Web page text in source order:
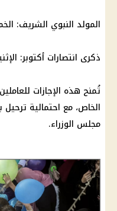
المولد النبوي الشريف: الخميس 4
ذكرى انتصارات أكتوبر: الإثنين 6 أكتوبر
تُمنح هذه الإجازات
الخاص، مع احتمالية
مجلس الوزراء.